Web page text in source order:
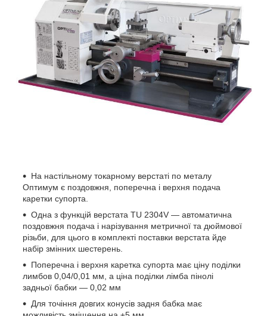
На настільному токарному верстаті по металу
Оптимум є поздовжня, поперечна і верхня подача
каретки супорта.
Одна з функцій верстата TU 2304V — автоматична
поздовжня подача і нарізування метричної та дюймової
різьби, для цього в комплекті поставки верстата йде
набір змінних шестерень.
Поперечна і верхня каретка супорта має ціну поділки
лимбов 0,04/0,01 мм, а ціна поділки лімба пінолі
задньої бабки — 0,02 мм
Для точіння довгих конусів задня бабка має